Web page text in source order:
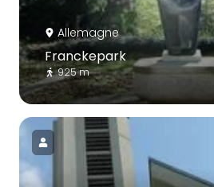
Allemagne
Franckepark
925 m